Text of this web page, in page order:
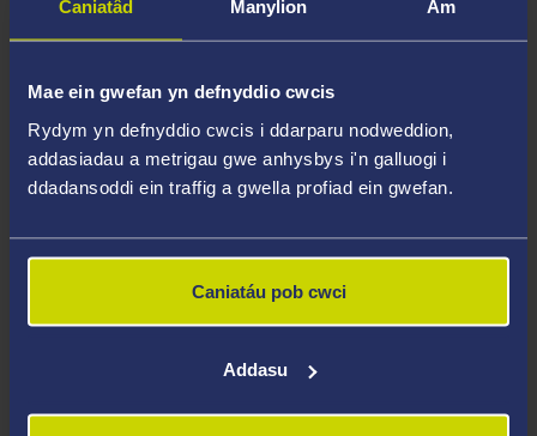
Caniatâd Manylion Am
Mae ein gwefan yn defnyddio cwcis
Rydym yn defnyddio cwcis i ddarparu nodweddion,
addasiadau a metrigau gwe anhysbys i'n galluogi i
ddadansoddi ein traffig a gwella profiad ein gwefan.
Caniatáu pob cwci
Addasu
forwrol, a nifer mawr o erthyglau a phenodau ar
agweddau ar gyfraith gwlad, cyfraith fasnachol ac
Mae’r Athro Tettenborn yn gyd-olygyddCollisions at
Seagan Marsden aClerk & Lindsell on Tortsac mae’n
aelod o fwrdd golygyddol
Lloyd's Maritime &
Commercial Law Quarterlya’rJournal of International
Maritime Law
ar gyfraith breifat ac mae'n aelod o dîm arbenigol
& Lindsell on Torts. Yn y rhan fwyaf o flynyddoedd,
mae'r Athro Tettenborn yn addysgu cyrsiau gwadd yng